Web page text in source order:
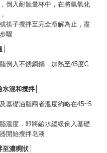
倒入耐蝕量杯中，在將氫氧化
筷子攪拌至完全溶解為止，盡
驟
倒入不銹鋼鍋，加熱至45度C
水混和攪拌│
基礎油脂兩者溫度約略在45~5
溫度，即將鹼水緩緩倒入基礎
開始攪拌皂液
至濃稠狀